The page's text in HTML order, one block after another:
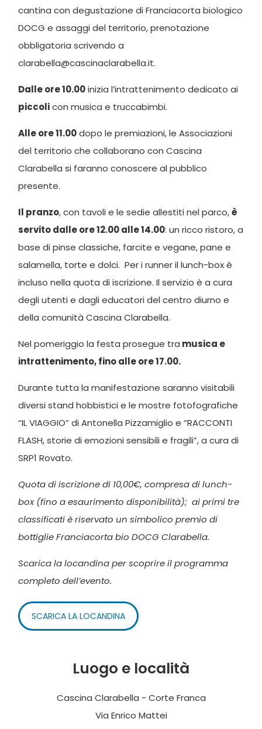
cantina con degustazione di Franciacorta biologico
DOCG e assaggi del territorio, prenotazione
obbligatoria scrivendo a
clarabella@cascinaclarabella.it.
Dalle ore 10.00inizia l’intrattenimento dedicato ai
piccolicon musica e truccabimbi.
Alle ore 11.00dopo le premiazioni, le Associazioni
del territorio che collaborano con Cascina
Clarabella si faranno conoscere al pubblico
presente.
Il pranzo, con tavoli e le sedie allestiti nel parco,è
servito dalle ore 12.00 alle 14.00: un ricco ristoro, a
base di pinse classiche, farcite e vegane, pane e
salamella, torte e dolci. Per i runner il lunch-box è
incluso nella quota di iscrizione. Il servizio è a cura
degli utenti e dagli educatori del centro diurno e
della comunità Cascina Clarabella.
Nel pomeriggio la festa prosegue tra musica e
intrattenimento, fino alle ore 17.00.
Durante tutta la manifestazione saranno visitabili
diversi stand hobbistici e le mostre fotofografiche
“IL VIAGGIO” di Antonella Pizzamiglio e “RACCONTI
FLASH, storie di emozioni sensibili e fragili”, a cura di
SRP1 Rovato.
Quota di iscrizione di 10,00€, compresa di lunch-
box (fino a esaurimento disponibilità); ai primi tre
classificati è riservato un simbolico premio di
bottiglie Franciacorta bio DOCG Clarabella.
Scarica la locandina per scoprire il programma
completo dell’evento.
SCARICA LA LOCANDINA
Luogo e località
Cascina Clarabella - Corte Franca
Via Enrico Mattei